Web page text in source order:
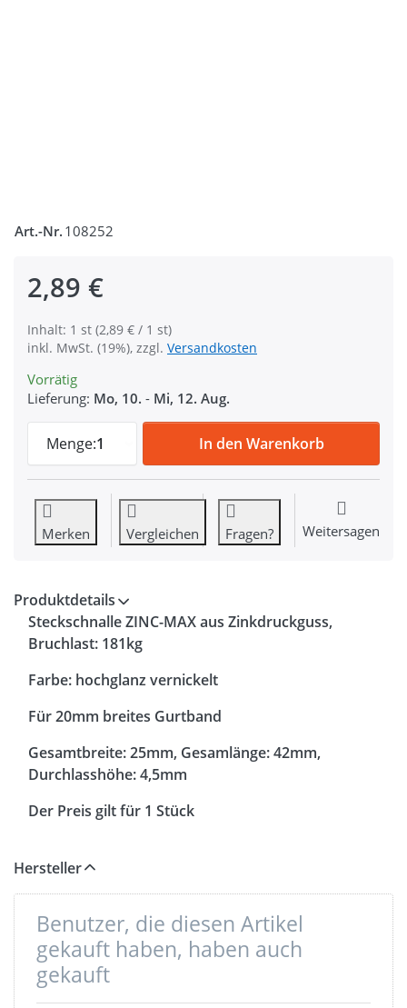
Art.-Nr. 108252
2,89 €
Inhalt: 1 st (2,89 € / 1 st)
inkl. MwSt. (19%), zzgl. Versandkosten
Vorrätig
Lieferung: Mo, 10. - Mi, 12. Aug.
Menge:1
Zinc Max Steckschließer - 20mm
In den Warenkorb
Merken Vergleichen Fragen? Weitersagen
Produktdetails
Steckschnalle ZINC-MAX aus Zinkdruckguss,
Bruchlast: 181kg
Farbe: hochglanz vernickelt
Für 20mm breites Gurtband
Gesamtbreite: 25mm, Gesamlänge: 42mm,
Durchlasshöhe: 4,5mm
Der Preis gilt für 1 Stück
Hersteller
Benutzer, die diesen Artikel
gekauft haben, haben auch
gekauft